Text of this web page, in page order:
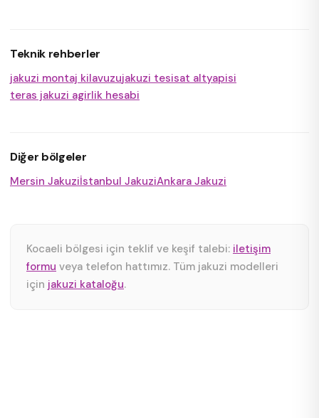
Teknik rehberler
jakuzi montaj kilavuzujakuzi tesisat altyapisi
teras jakuzi agirlik hesabi
Diğer bölgeler
Mersin Jakuziİstanbul JakuziAnkara Jakuzi
Kocaeli bölgesi için teklif ve keşif talebi: iletişim
formu veya telefon hattımız. Tüm jakuzi modelleri
için jakuzi kataloğu.